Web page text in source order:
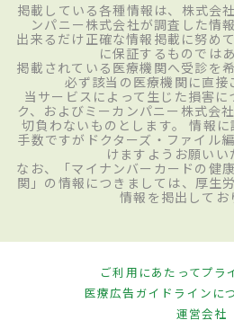
掲載している各種情報は、株式会
ンパニー株式会社が調査した情
出来るだけ正確な情報掲載に努め
に保証するものでは
掲載されている医療機関へ受診を
必ず該当の医療機関に直接
当サービスによって生じた損害
ク、およびミーカンパニー株式会
切負わないものとします。 情報
手数ですがドクターズ・ファイル
けますようお願いい
なお、「マイナンバーカードの健
関」の情報につきましては、厚生
情報を掲出してお
ご利用にあたってプラ
医療広告ガイドラインに
運営会社